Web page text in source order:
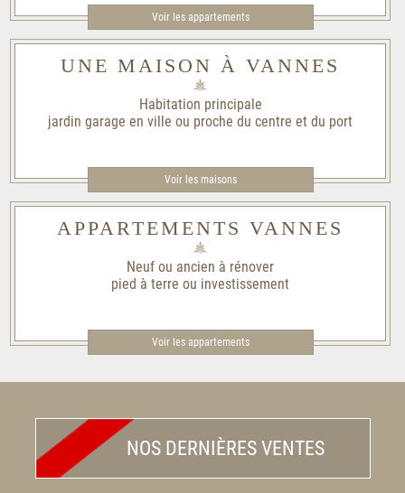
Voir les appartements
UNE MAISON À VANNES
Habitation principale
jardin garage en ville ou proche du centre et du port
Voir les maisons
APPARTEMENTS VANNES
Neuf ou ancien à rénover
pied à terre ou investissement
Voir les appartements
NOS DERNIÈRES VENTES